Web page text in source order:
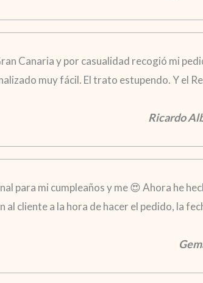
Canaria y por casualidad recogió mi
muy fácil. El trato estupendo. Y
Ricardo
para mi cumpleaños y me 😍 Ahora he
al cliente a la hora de hacer el pedido, la